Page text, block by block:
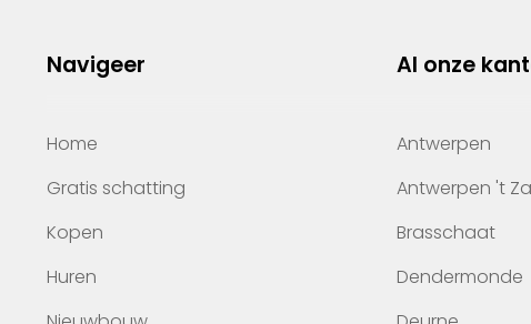
Navigeer
Home
Gratis schatting
Kopen
Huren
Al onze
Antwerpen
Antwerpen 't
Brasschaat
Dendermonde